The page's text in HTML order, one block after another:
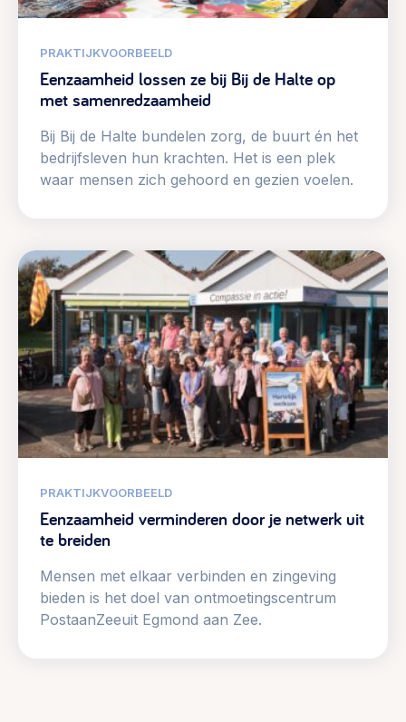
PRAKTIJKVOORBEELD
Eenzaamheid lossen ze bij Bij de Halte op
met samenredzaamheid
Bij Bij de Halte bundelen zorg, de buurt én het
bedrijfsleven hun krachten. Het is een plek
waar mensen zich gehoord en gezien voelen.
PRAKTIJKVOORBEELD
Eenzaamheid verminderen door je netwerk uit
te breiden
Mensen met elkaar verbinden en zingeving
bieden is het doel van ontmoetingscentrum
PostaanZeeuit Egmond aan Zee.